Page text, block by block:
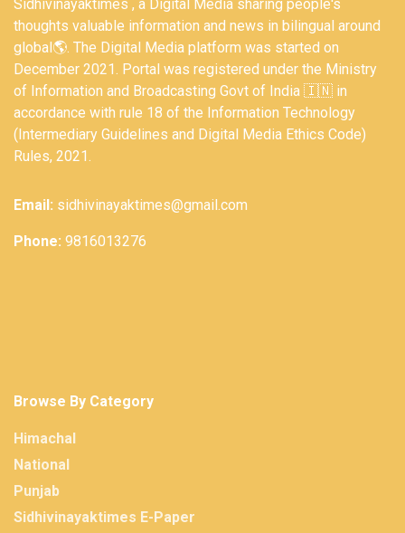
Sidhivinayaktimes , a Digital Media sharing people's
thoughts valuable information and news in bilingual around
global🌎. The Digital Media platform was started on
December 2021. Portal was registered under the Ministry
of Information and Broadcasting Govt of India 🇮🇳 in
accordance with rule 18 of the Information Technology
(Intermediary Guidelines and Digital Media Ethics Code)
Rules, 2021.
Email: sidhivinayaktimes@gmail.com
Phone: 9816013276
Browse By Category
Himachal
National
Punjab
Sidhivinayaktimes E-Paper